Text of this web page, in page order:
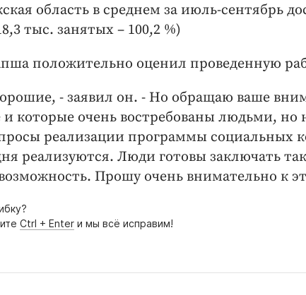
область в среднем за июль-сентябрь
тыс. занятых – 100,2 %)
положительно оценил проведенную
- заявил он. - Но обращаю ваше
и которые очень востребованы людьми, но
реализации программы социальных
реализуются. Люди готовы заключать
Прошу очень внимательно к
Ctrl + Enter и мы всё исправим!